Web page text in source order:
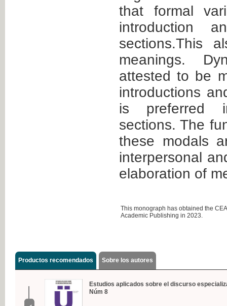
that formal
introduction
sections.This
meanings.
attested to be
introductions
is preferred
sections. The
these modals
interpersonal
elaboration of
This monograph has obtained the
Academic Publishing in 2023.
Productos recomendados Sobre los autores
Estudios aplicados sobre el discurso
Núm 8